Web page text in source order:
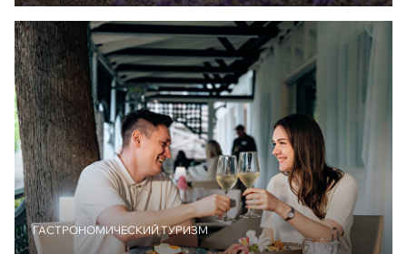
ГАСТРОНОМИЧЕСКИЙ ТУРИЗМ